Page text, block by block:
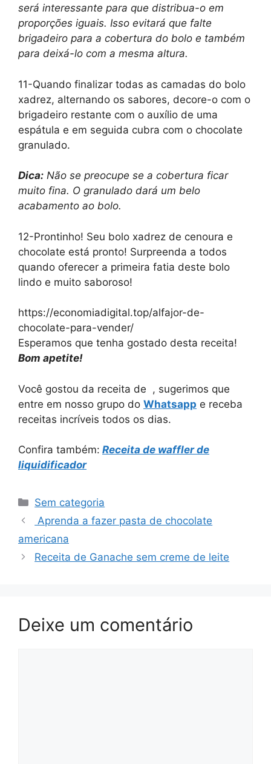
será interessante para que distribua-o em
proporções iguais. Isso evitará que falte
brigadeiro para a cobertura do bolo e também
para deixá-lo com a mesma altura.
11-Quando finalizar todas as camadas do bolo
xadrez, alternando os sabores, decore-o com o
brigadeiro restante com o auxílio de uma
espátula e em seguida cubra com o chocolate
granulado.
Dica: Não se preocupe se a cobertura ficar
muito fina. O granulado dará um belo
acabamento ao bolo.
12-Prontinho! Seu bolo xadrez de cenoura e
chocolate está pronto! Surpreenda a todos
quando oferecer a primeira fatia deste bolo
lindo e muito saboroso!
https://economiadigital.top/alfajor-de-
chocolate-para-vender/
Esperamos que tenha gostado desta receita!
Bom apetite!
Você gostou da receita de , sugerimos que
entre em nosso grupo do Whatsapp e receba
receitas incríveis todos os dias.
Confira também: Receita de waffler de
liquidificador
Categorias
Sem categoria
Aprenda a fazer pasta de chocolate
americana
Receita de Ganache sem creme de leite
Deixe um comentário